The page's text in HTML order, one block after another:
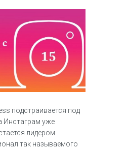
подстраивается под
Инстаграм уже
лидером
так называемого